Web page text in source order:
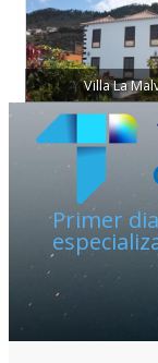
Villa La
Primer